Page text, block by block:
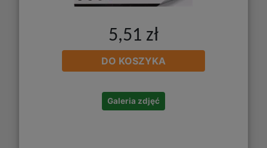
5,51 zł
DO KOSZYKA
Galeria zdjęć